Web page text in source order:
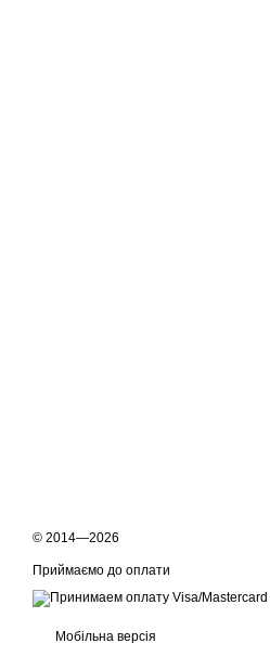
© 2014—2026
Приймаємо до оплати
Мобільна версія